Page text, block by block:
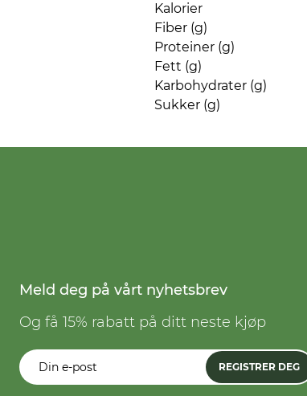
Kalorier
Fiber (g)
Proteiner (g)
Fett (g)
Karbohydrater (g)
Sukker (g)
Meld deg på vårt nyhetsbrev
Og få 15% rabatt på ditt neste kjøp
REGISTRER DEG